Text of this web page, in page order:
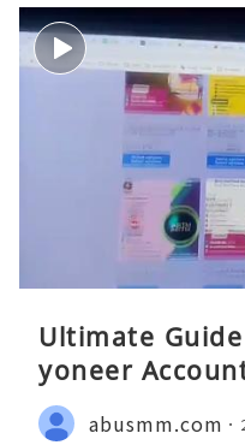
Ultimate
yoneer
abusmm.com